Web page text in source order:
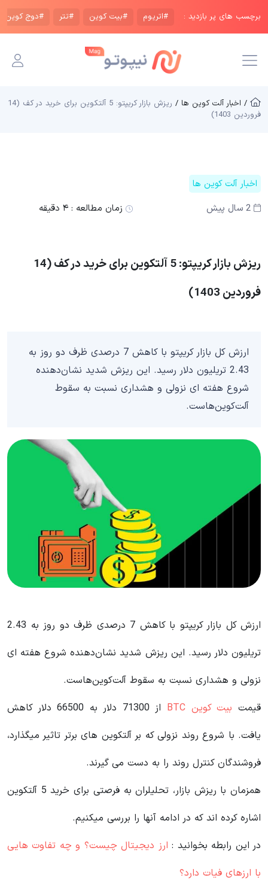
برچسب های پر بازدید : #اتریوم #بیت کوین #تتر #دوج کوین
/ اخبار آلت کوین ها /
ریزش بازار کریپتو: 5 آلتکوین برای خرید در کف (14
فروردین 1403)
اخبار آلت کوین ها
2 سال پیش
زمان مطالعه : ۴ دقیقه
ریزش بازار کریپتو: 5 آلتکوین برای خرید در کف (14
فروردین 1403)
ارزش کل بازار کریپتو با کاهش 7 درصدی ظرف دو روز به
2.43 تریلیون دلار رسید. این ریزش شدید نشان‌دهنده
شروع هفته ای نزولی و هشداری نسبت به سقوط
آلت‌کوین‌هاست.
ارزش کل بازار کریپتو با کاهش 7 درصدی ظرف دو روز به 2.43
تریلیون دلار رسید. این ریزش شدید نشان‌دهنده شروع هفته ای
نزولی و هشداری نسبت به سقوط آلت‌کوین‌هاست.
قیمت بیت کوین BTC
از 71300 دلار به 66500 دلار کاهش
یافت. با شروع روند نزولی که بر آلتکوین های برتر تاثیر میگذارد،
فروشندگان کنترل روند را به دست می گیرند.
همزمان با ریزش بازار، تحلیلران به فرصتی برای خرید 5 آلتکوین
اشاره کرده اند که در ادامه آنها را بررسی میکنیم.
در این رابطه بخوانید‌ : ارز دیجیتال چیست؟ و چه تفاوت هایی
با ارزهای فیات دارد؟